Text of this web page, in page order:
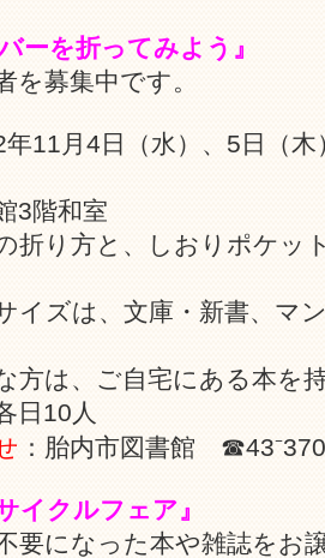
ーを折ってみよう』
募集中です。
年11月4日（水）、5日（
3階和室
折り方と、しおりポケッ
、文庫・新書、マン
ご自宅にある本を持
日10人
：胎内市図書館
イクルフェア』
になった本や雑誌をお